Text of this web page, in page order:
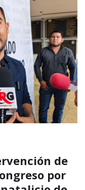
de
por